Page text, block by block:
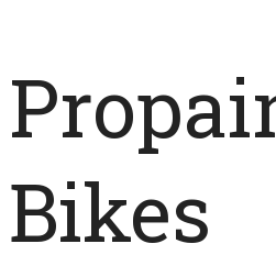
Bikes